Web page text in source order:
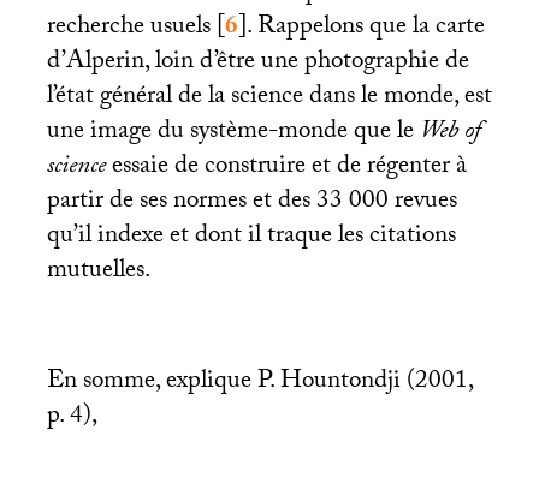
recherche usuels[6]. Rappelons que la carte
d’Alperin, loin d’être une photographie de
l’état général de la science dans le monde, est
une image du système-monde que le Web of
scienceessaie de construire et de régenter à
partir de ses normes et des 33 000 revues
qu’il indexe et dont il traque les citations
mutuelles.
En somme, explique P. Hountondji (2001,
p. 4),